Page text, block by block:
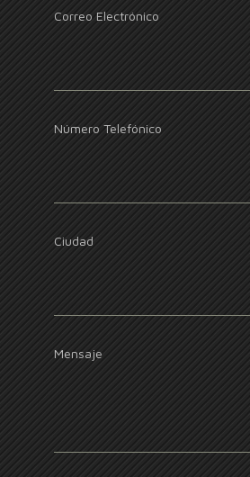
Correo Electrónico
Número Telefónico
Ciudad
Mensaje